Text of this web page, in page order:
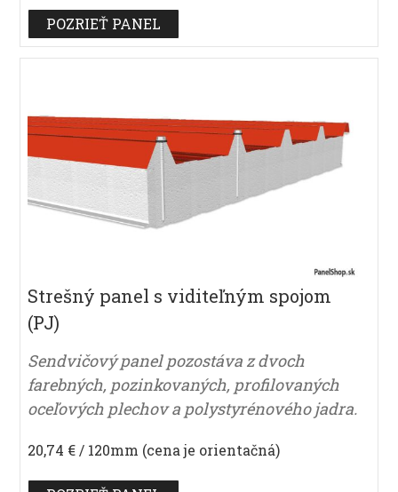
POZRIEŤ PANEL
Strešný panel s viditeľným spojom
(PJ)
Sendvičový panel pozostáva z dvoch
farebných, pozinkovaných, profilovaných
oceľových plechov a polystyrénového jadra.
20,74 € / 120mm (cena je orientačná)